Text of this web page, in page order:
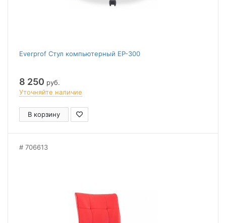
Everprof Стул компьютерный EP-300
8 250 руб.
Уточняйте наличие
В корзину
706613